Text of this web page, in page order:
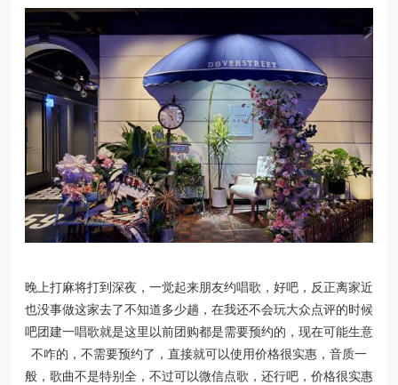
晚上打麻将打到深夜，一觉起来朋友约唱歌，好吧，反正离家近
也没事做这家去了不知道多少趟，在我还不会玩大众点评的时候
吧团建一唱歌就是这里以前团购都是需要预约的，现在可能生意
不咋的，不需要预约了，直接就可以使用价格很实惠，音质一
般，歌曲不是特别全，不过可以微信点歌，还行吧，价格很实惠